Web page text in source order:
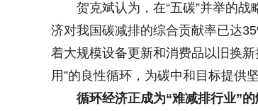
贺克斌认为，在“五碳”并举的
济对我国碳减排的综合贡献率已达
着大规模设备更新和消费品以旧换
用”的良性循环，为碳中和目标提供坚
循环经济正成为“难减排行业”